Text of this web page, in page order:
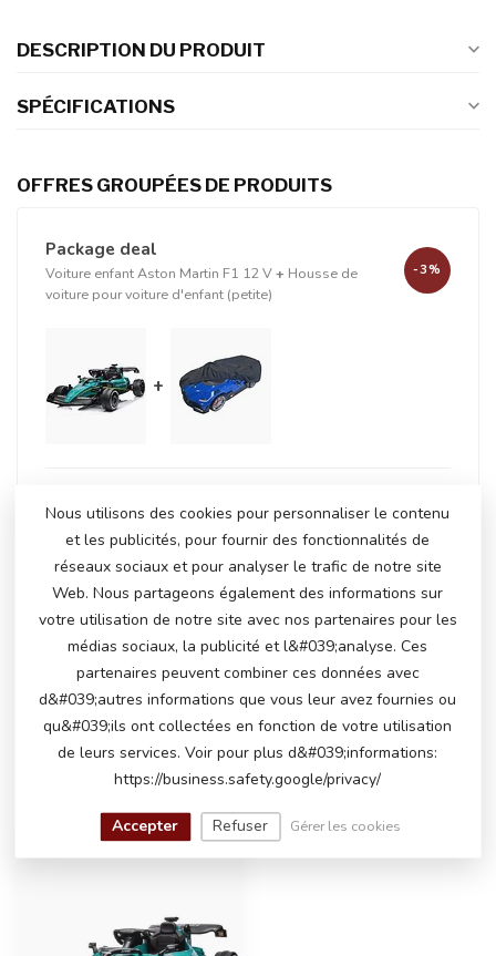
DESCRIPTION DU PRODUIT
SPÉCIFICATIONS
OFFRES GROUPÉES DE PRODUITS
Package deal
Voiture enfant Aston Martin F1 12 V+ Housse de
voiture pour voiture d'enfant (petite)
-3%
+
€288,95
€281,50
AVEZ-VOUS DES QUESTIONS SUR CE
PRODUIT?
N'hésitez pas à contacter notre service client
info@atoys.nl +31 40 282 7447
serons heureux de vous aider !
VU(S) RÉCEMMENT
Nous utilisons des cookies pour personnaliser le contenu
et les publicités, pour fournir des fonctionnalités de
réseaux sociaux et pour analyser le trafic de notre site
Web. Nous partageons également des informations sur
votre utilisation de notre site avec nos partenaires pour les
médias sociaux, la publicité et l&#039;analyse. Ces
partenaires peuvent combiner ces données avec
d&#039;autres informations que vous leur avez fournies ou
qu&#039;ils ont collectées en fonction de votre utilisation
de leurs services. Voir pour plus d&#039;informations:
https://business.safety.google/privacy/
Accepter Refuser Gérer les cookies